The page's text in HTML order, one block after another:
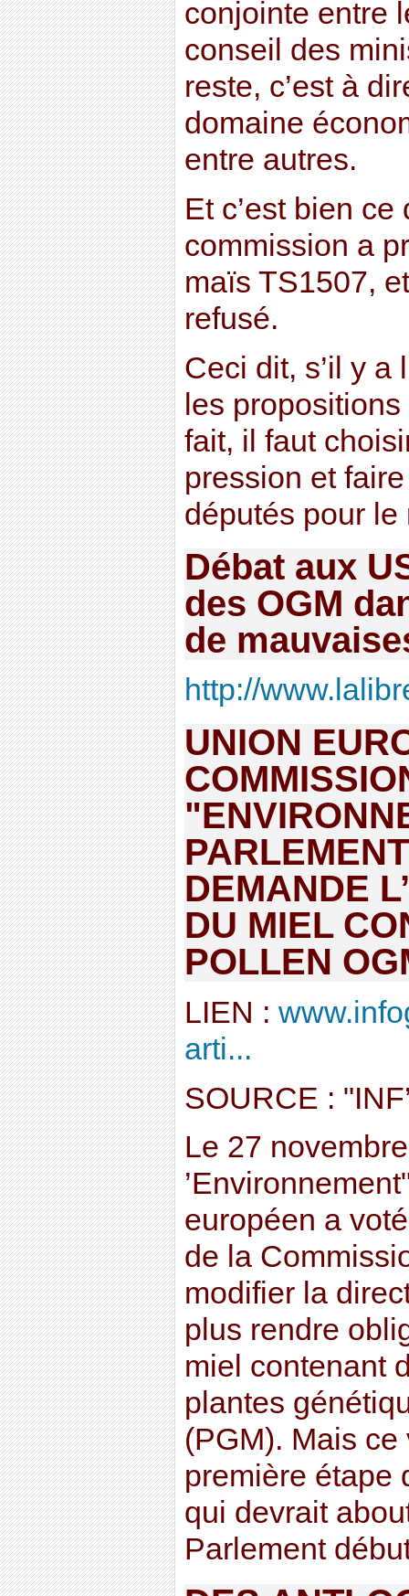
conjointe entre
conseil des
reste, c’est à
domaine
entre autres.
Et c’est bien ce
commission a
maïs TS1507,
refusé.
Ceci dit, s’il y a
les
fait, il faut
pression et
députés pour le
Débat aux
des OGM
de
http://
UNION
DEMANDE
DU MIEL
POLLEN
LIEN :
arti...
SOURCE :
Le 27
européen a
de la
modifier la
plus rendre
miel contenant
plantes
(PGM). Mais ce
première étape
qui devrait
Parlement